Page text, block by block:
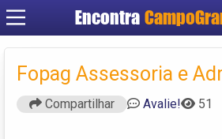
Encontra
Cadastrar
Criar conta
Fopag Assessoria e
Compartilhar Avalie! 51